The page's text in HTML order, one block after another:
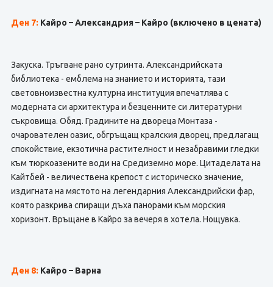
Ден 7: Кайро – Александрия – Кайро (включено в цената)
Закуска. Тръгване рано сутринта. Александрийската
библиотека - емблема на знанието и историята, тази
световноизвестна културна институция впечатлява с
модерната си архитектура и безценните си литературни
съкровища. Обяд. Градините на двореца Монтаза -
очарователен оазис, обгръщащ кралския дворец, предлагащ
спокойствие, екзотична растителност и незабравими гледки
към тюркоазените води на Средиземно море. Цитаделата на
Кайтбей - величествена крепост с историческо значение,
издигната на мястото на легендарния Александрийски фар,
която разкрива спиращи дъха панорами към морския
хоризонт. Връщане в Кайро за вечеря в хотела. Нощувка.
Ден 8: Кайро – Варна